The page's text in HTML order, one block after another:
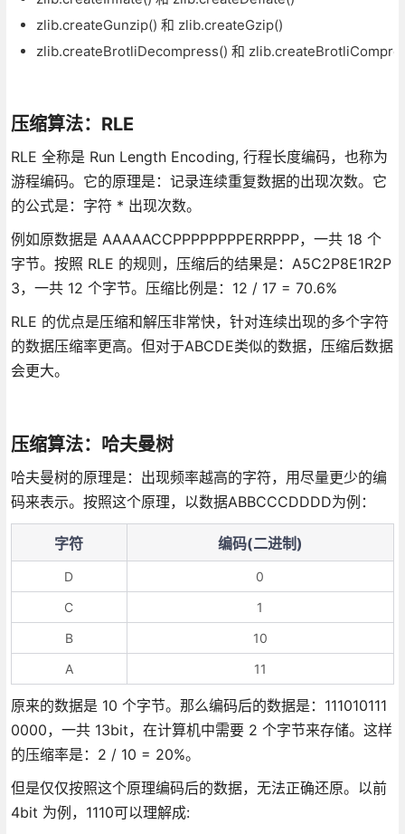
zlib.createGunzip() 和 zlib.createGzip()
zlib.createBrotliDecompress() 和
压缩算法：RLE
RLE 全称是 Run Length Encoding, 行程长度编码，也称为
游程编码。它的原理是：记录连续重复数据的出现次数。它
的公式是：字符 * 出现次数。
例如原数据是 AAAAACCPPPPPPPPERRPPP，一共 18 个
字节。按照 RLE 的规则，压缩后的结果是：A5C2P8E1R2P
3，一共 12 个字节。压缩比例是：12 / 17 = 70.6%
RLE 的优点是压缩和解压非常快，针对连续出现的多个字符
的数据压缩率更高。但对于ABCDE类似的数据，压缩后数据
会更大。
压缩算法：哈夫曼树
哈夫曼树的原理是：出现频率越高的字符，用尽量更少的编
码来表示。按照这个原理，以数据ABBCCCDDDD为例：
字符 编码(二进制)
D
0
C
1
B
10
A
11
原来的数据是 10 个字节。那么编码后的数据是：111010111
0000，一共 13bit，在计算机中需要 2 个字节来存储。这样
的压缩率是：2 / 10 = 20%。
但是仅仅按照这个原理编码后的数据，无法正确还原。以前
4bit 为例，1110可以理解成: